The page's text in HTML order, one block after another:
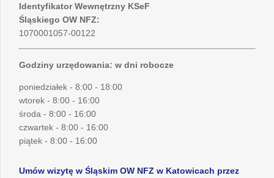
Identyfikator Wewnętrzny KSeF
Śląskiego OW NFZ:
1070001057-00122
Godziny urzędowania: w dni robocze
poniedziałek - 8:00 - 18:00
wtorek - 8:00 - 16:00
środa - 8:00 - 16:00
czwartek - 8:00 - 16:00
piątek - 8:00 - 16:00
Umów wizytę w Śląskim OW NFZ w Katowicach przez